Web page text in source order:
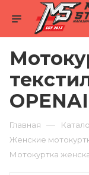
Главная —
Женские
Мотокуртка